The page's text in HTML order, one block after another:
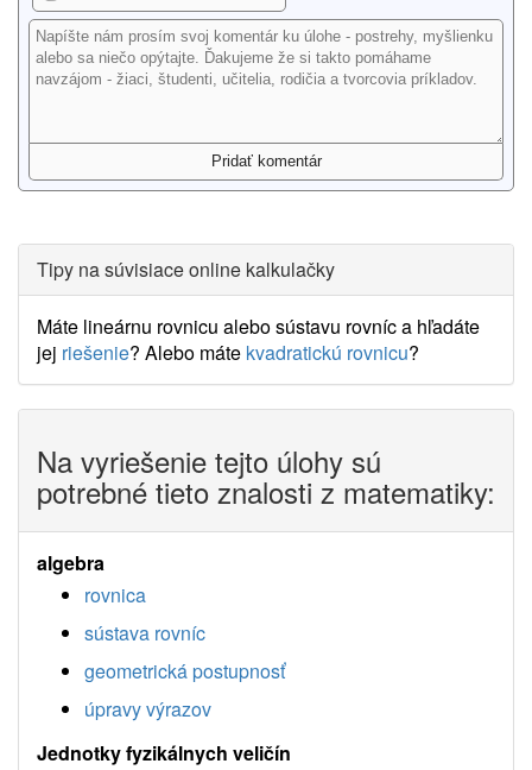
Tipy na súvisiace online kalkulačky
Máte lineárnu rovnicu alebo sústavu rovníc a hľadáte
jej riešenie? Alebo máte kvadratickú rovnicu?
Na vyriešenie tejto úlohy sú
potrebné tieto znalosti z matematiky:
algebra
rovnica
sústava rovníc
geometrická postupnosť
úpravy výrazov
Jednotky fyzikálnych veličín